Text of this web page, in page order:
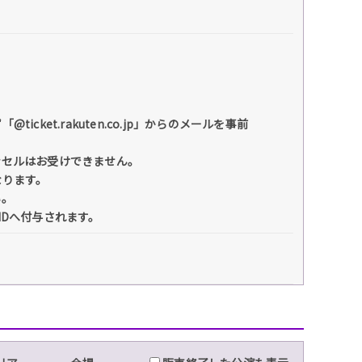
@ticket.rakuten.co.jp」からのメールを事前
ルはお受けできません。
ます。
付与されます。